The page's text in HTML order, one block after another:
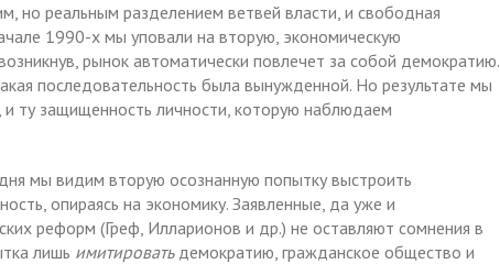
но реальным разделением ветвей власти, и свободная
1990-х мы уповали на вторую, экономическую
рынок автоматически повлечет за собой демократию.
последовательность была вынужденной. Но результате мы
ту защищенность личности, которую наблюдаем
мы видим вторую осознанную попытку выстроить
опираясь на экономику. Заявленные, да уже и
реформ (Греф, Илларионов и др.) не оставляют сомнения в
лишь имитироватьдемократию, гражданское общество и